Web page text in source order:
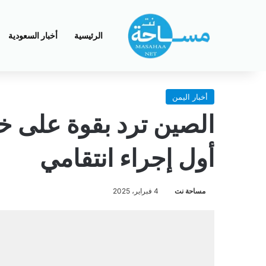
الرئيسية أخبار السعودية
أخبار اليمن
الصين ترد بقوة
أول إجراء انتقامي
مساحة نت 4 فبراير، 2025